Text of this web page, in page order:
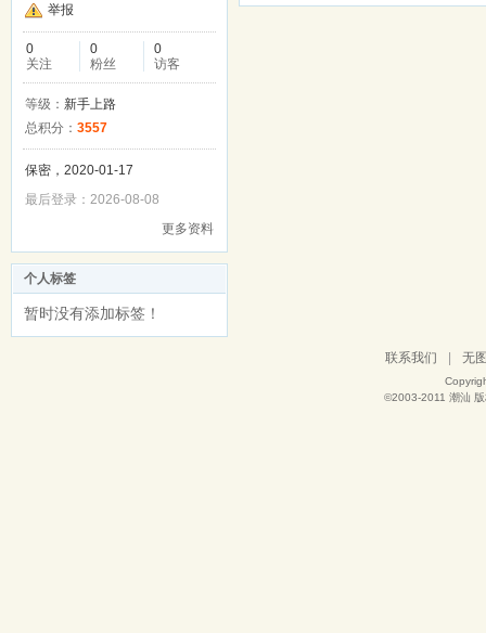
举报
0
关注
0
粉丝
0
访客
等级： 新手上路
总积分： 3557
保密，2020-01-17
最后登录：2026-08-08
更多资料
个人标签
暂时没有添加标签！
联系我们 无
©2003-2011 潮汕